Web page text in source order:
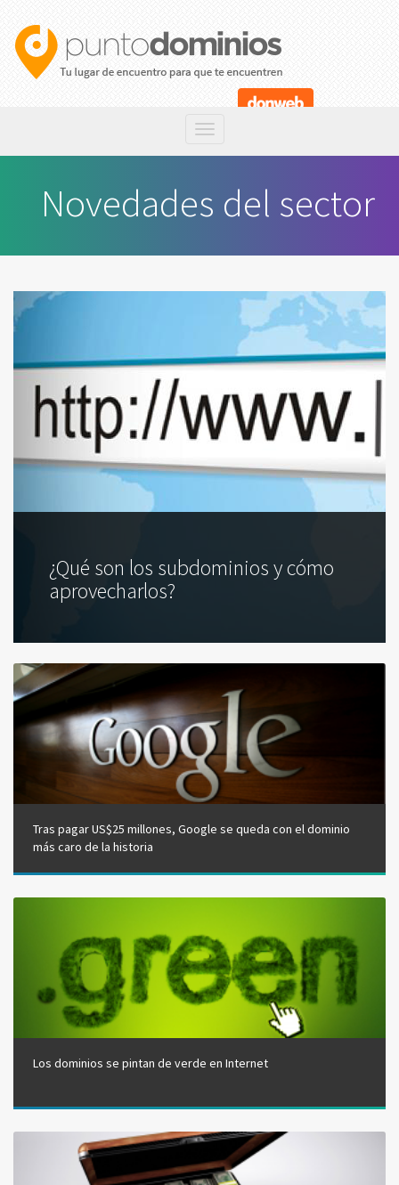
Novedades del sector
¿Qué son los subdominios y cómo
aprovecharlos?
Tras pagar US$25 millones, Google se queda con el dominio
más caro de la historia
Los dominios se pintan de verde en Internet